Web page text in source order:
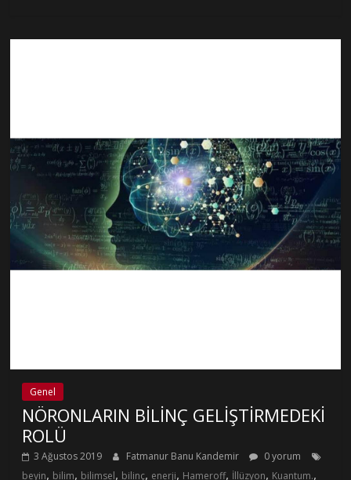
Genel
NÖRONLARIN BİLİNÇ GELİŞTİRMEDEKİ
ROLÜ
3 Ağustos 2019 Fatmanur Banu Kandemir
0 yorum
beyin, bilim, bilimsel, bilinç, enerji, Hameroff, İllüzyon, Kuantum.,